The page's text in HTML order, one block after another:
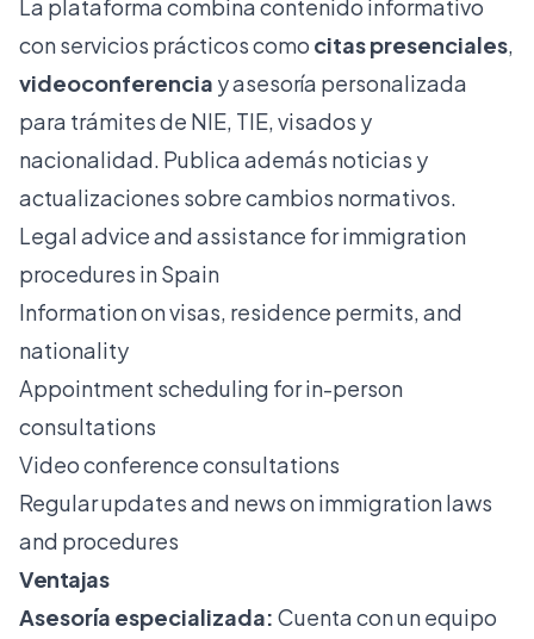
La plataforma combina contenido informativo
con servicios prácticos como citas presenciales,
videoconferencia y asesoría personalizada
para trámites de NIE, TIE, visados y
nacionalidad. Publica además noticias y
actualizaciones sobre cambios normativos.
Legal advice and assistance for immigration
procedures in Spain
Information on visas, residence permits, and
nationality
Appointment scheduling for in-person
consultations
Video conference consultations
Regular updates and news on immigration laws
and procedures
Ventajas
Asesoría especializada: Cuenta con un equipo